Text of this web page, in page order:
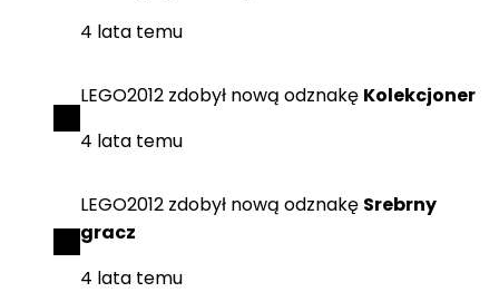
4 lata temu
LEGO2012 zdobył nową odznakę Kolekcjoner
4 lata temu
LEGO2012 zdobył nową odznakę Srebrny
gracz
4 lata temu